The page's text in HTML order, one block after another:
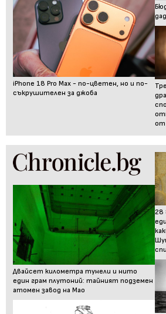
iPhone 18 Pro Max - по-цветен, но и по-
съкрушителен за джоба
от
Двайсет километра тунели и нито
един грам плутоний: тайният подземен
атомен завод на Мао
28